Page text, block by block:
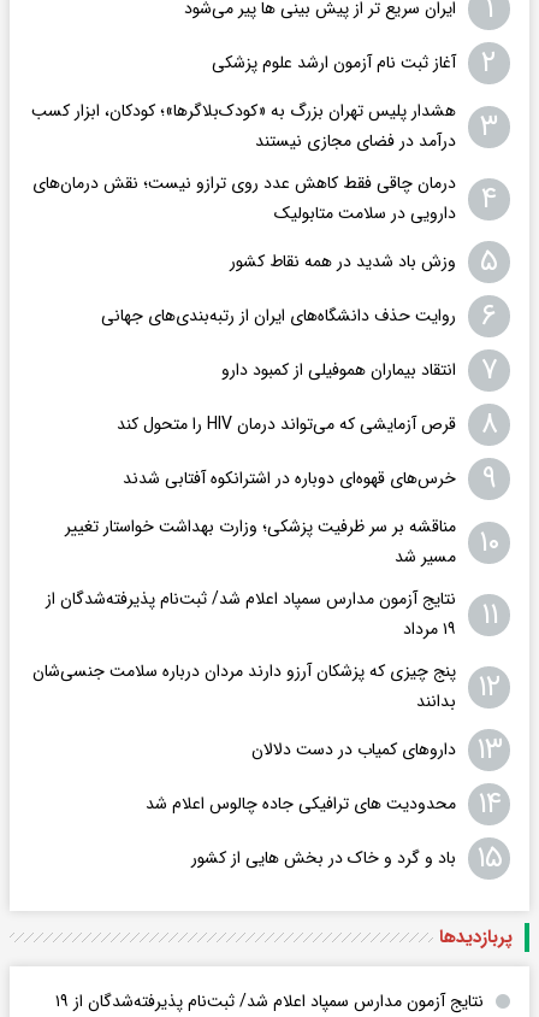
۱ ایران سریع تر از پیش بینی ها پیر می‌شود
۲ آغاز ثبت نام آزمون ارشد علوم پزشکی
۳
هشدار پلیس تهران بزرگ به «کودک‌بلاگرها»؛ کودکان، ابزار کسب
درآمد در فضای مجازی نیستند
۴
درمان چاقی فقط کاهش عدد روی ترازو نیست؛ نقش درمان‌های
دارویی در سلامت متابولیک
۵ وزش باد شدید در همه نقاط کشور
۶ روایت حذف دانشگاه‌های ایران از رتبه‌بندی‌های جهانی
۷ انتقاد بیماران هموفیلی از کمبود دارو
۸ قرص آزمایشی که می‌تواند درمان HIV را متحول کند
۹ خرس‌های قهوه‌ای دوباره در اشترانکوه آفتابی شدند
۱۰
مناقشه بر سر ظرفیت پزشکی؛ وزارت بهداشت خواستار تغییر
مسیر شد
۱۱
نتایج آزمون مدارس سمپاد اعلام شد/ ثبت‌نام پذیرفته‌شدگان از
۱۹ مرداد
۱۲
پنج چیزی که پزشکان آرزو دارند مردان درباره سلامت جنسی‌شان
بدانند
۱۳ داروهای کمیاب در دست دلالان
۱۴ محدودیت های ترافیکی جاده چالوس اعلام شد
۱۵ باد و گرد و خاک در بخش هایی از کشور
پربازدید‌ها
نتایج آزمون مدارس سمپاد اعلام شد/ ثبت‌نام پذیرفته‌شدگان از ۱۹